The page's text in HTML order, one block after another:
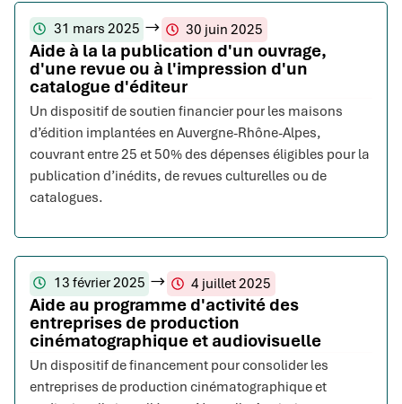
31 mars 2025 30 juin 2025
Aide à la la publication d'un ouvrage,
d'une revue ou à l'impression d'un
catalogue d'éditeur
Un dispositif de soutien financier pour les maisons
d’édition implantées en Auvergne-Rhône-Alpes,
couvrant entre 25 et 50% des dépenses éligibles pour la
publication d’inédits, de revues culturelles ou de
catalogues.
13 février 2025 4 juillet 2025
Aide au programme d'activité des
entreprises de production
cinématographique et audiovisuelle
Un dispositif de financement pour consolider les
entreprises de production cinématographique et